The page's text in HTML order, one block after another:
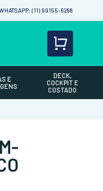
(11) 99155-6288
E
DECK,
COCKPIT E
COSTADO